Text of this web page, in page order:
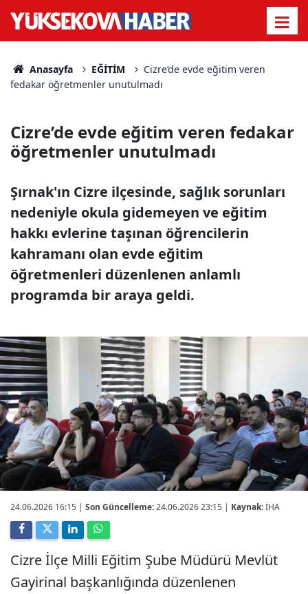
Anasayfa EĞİTİM
Cizre’de evde eğitim veren
fedakar öğretmenler unutulmadı
Cizre’de evde eğitim veren fedakar
öğretmenler unutulmadı
Şırnak'ın Cizre ilçesinde, sağlık sorunları
nedeniyle okula gidemeyen ve eğitim
hakkı evlerine taşınan öğrencilerin
kahramanı olan evde eğitim
öğretmenleri düzenlenen anlamlı
programda bir araya geldi.
24.06.2026 16:15 | Son Güncelleme:24.06.2026 23:15 | Kaynak:İHA
Cizre İlçe Milli Eğitim Şube Müdürü Mevlüt
Gayirinal başkanlığında düzenlenen